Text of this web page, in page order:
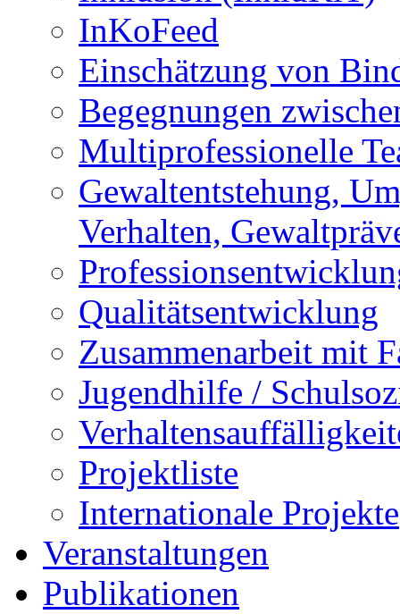
InKoFeed
Einschätzung von
Begegnungen
Multiprofessionelle
Gewaltentstehung,
Verhalten,
Qualitätsentwicklung
Zusammenarbeit mit
Jugendhilfe /
Projektliste
Internationale Projekte
Veranstaltungen
Publikationen